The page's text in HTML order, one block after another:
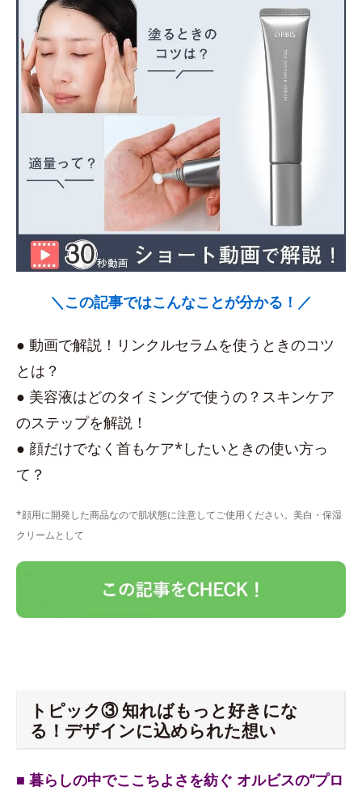
＼この記事ではこんなことが分かる！／
● 動画で解説！リンクルセラムを使うときのコツ
とは？
● 美容液はどのタイミングで使うの？スキンケア
のステップを解説！
● 顔だけでなく首もケア*したいときの使い方っ
て？
*顔用に開発した商品なので肌状態に注意してご使用ください。美白・保湿
クリームとして
トピック③ 知ればもっと好きにな
る！デザインに込められた想い
■ 暮らしの中でここちよさを紡ぐ オルビスの“プロ